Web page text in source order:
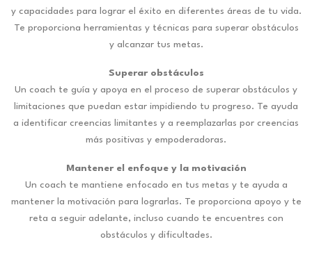
y capacidades para lograr el éxito en diferentes áreas de tu vida.
Te proporciona herramientas y técnicas para superar obstáculos
y alcanzar tus metas.
Superar obstáculos
Un coach te guía y apoya en el proceso de superar obstáculos y
limitaciones que puedan estar impidiendo tu progreso. Te ayuda
a identificar creencias limitantes y a reemplazarlas por creencias
más positivas y empoderadoras.
Mantener el enfoque y la motivación
Un coach te mantiene enfocado en tus metas y te ayuda a
mantener la motivación para lograrlas. Te proporciona apoyo y te
reta a seguir adelante, incluso cuando te encuentres con
obstáculos y dificultades.